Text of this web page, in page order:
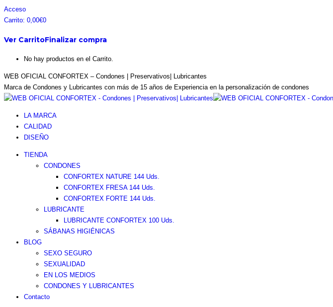
Saltar
al
Facebook
page
in
Instagram
page
in
Pinterest
page
in
Twitter
page
in
Acceso
Carrito: 0,00€0
Ver CarritoFinalizar compra
No hay productos en el Carrito.
WEB OFICIAL CONFORTEX – Condones | Preservativos| Lubricantes
Marca de Condones y Lubricantes con más de 15 años de Experiencia en la personalización de condones
LA MARCA
CALIDAD
DISEÑO
TIENDA
CONDONES
CONFORTEX NATURE 144 Uds.
CONFORTEX FRESA 144 Uds.
CONFORTEX FORTE 144 Uds.
LUBRICANTE
LUBRICANTE CONFORTEX 100 Uds.
SÁBANAS HIGIÉNICAS
BLOG
SEXO SEGURO
SEXUALIDAD
EN LOS MEDIOS
CONDONES Y LUBRICANTES
Contacto